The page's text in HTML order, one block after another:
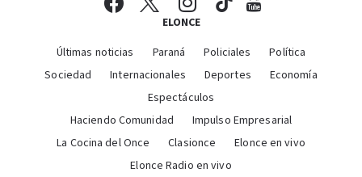
ELONCE
Últimas noticias Paraná Policiales
Política
Sociedad
Internacionales Deportes
Economía
Espectáculos
Haciendo Comunidad
Impulso Empresarial
La Cocina del Once
Clasionce
Elonce en vivo
Elonce Radio en vivo